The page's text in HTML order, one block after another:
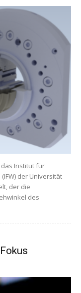
das Institut für
der Universität
der die
des